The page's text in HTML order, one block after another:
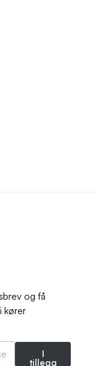
og få
kører
I
tillegg